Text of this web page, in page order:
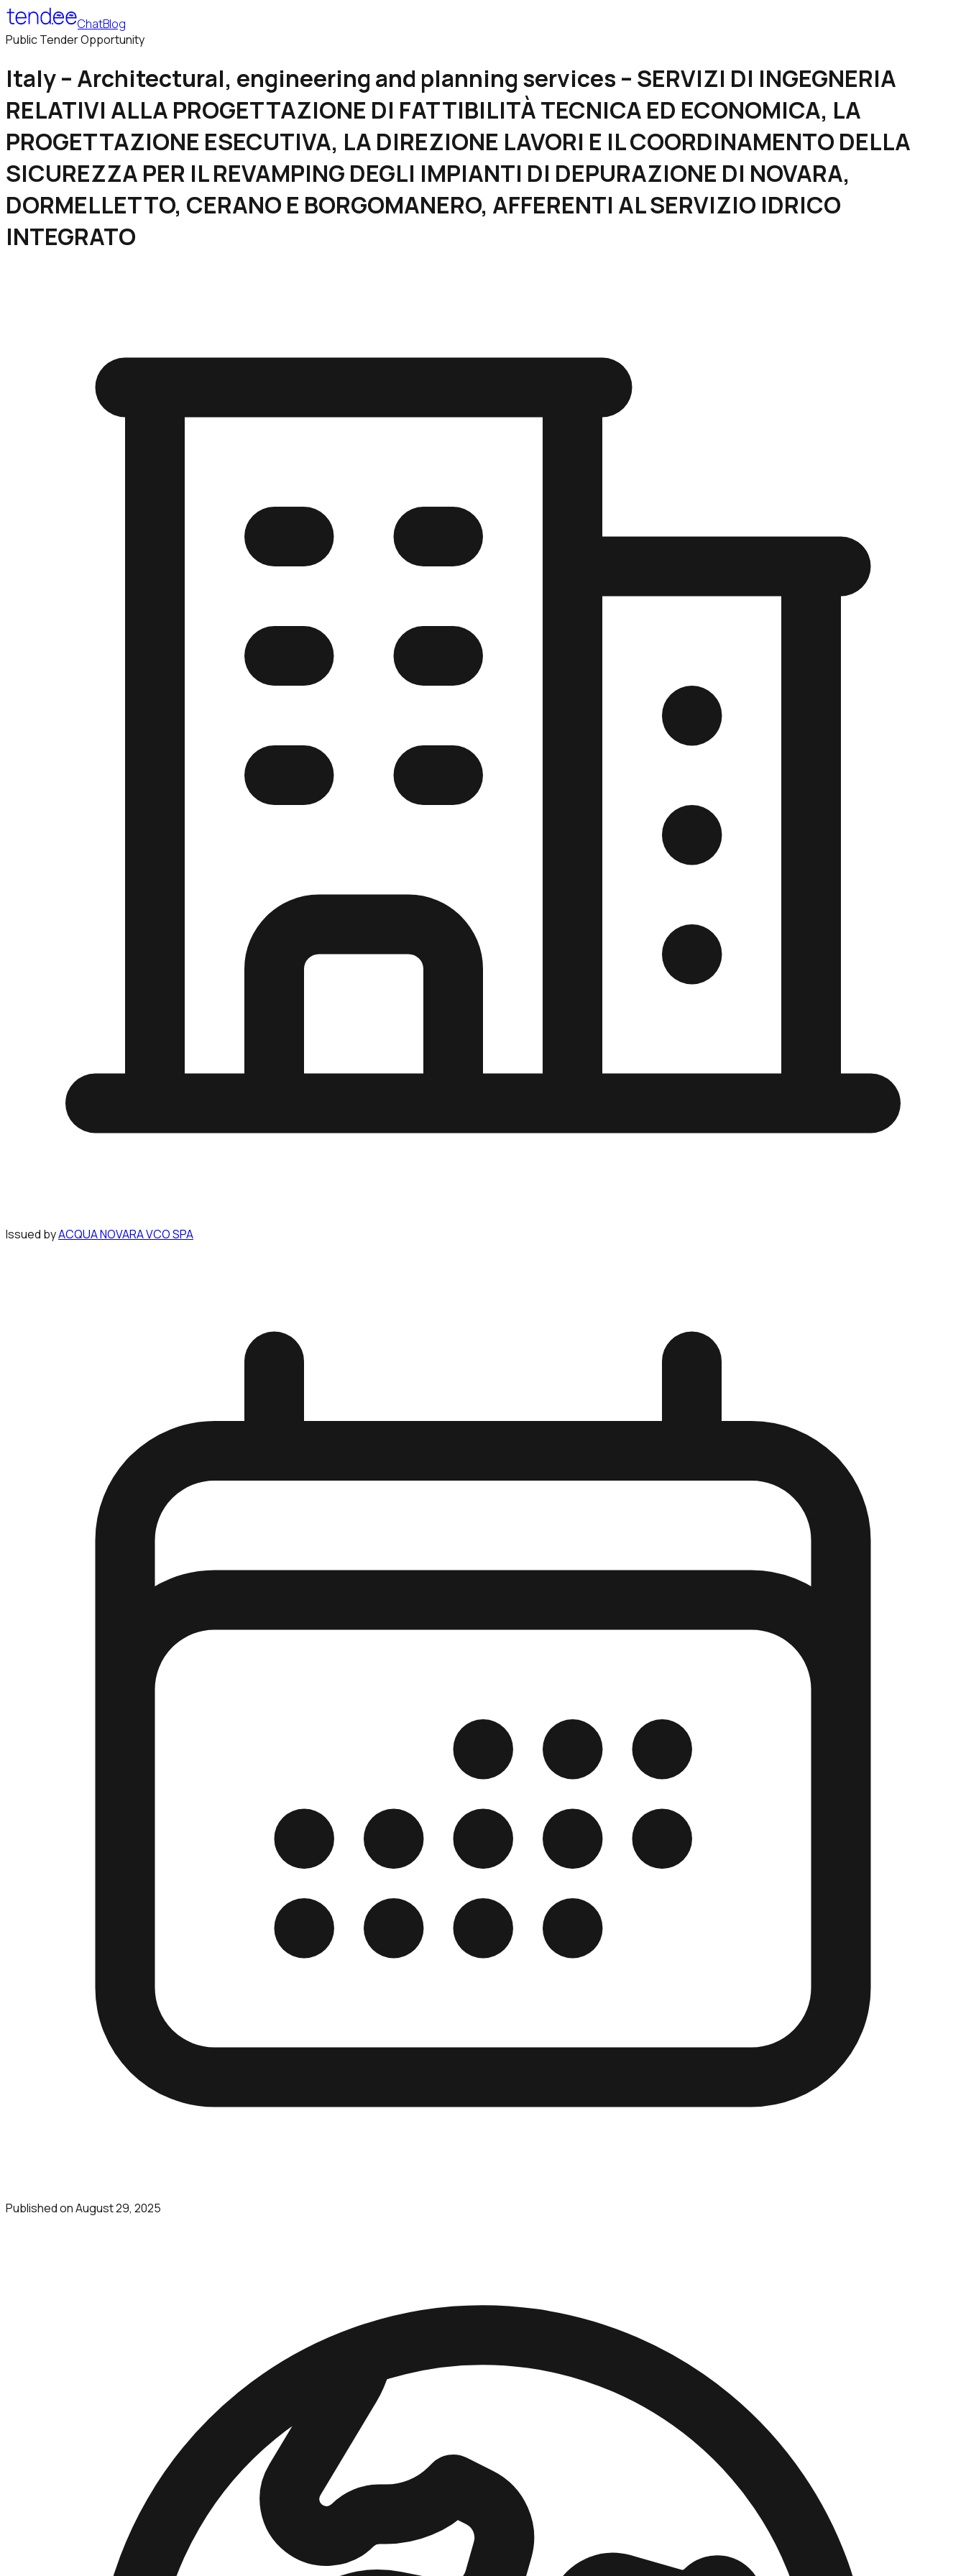
ChatBlog
Public Tender Opportunity
Italy – Architectural, engineering and planning services – SERVIZI DI INGEGNERIA
RELATIVI ALLA PROGETTAZIONE DI FATTIBILITÀ TECNICA ED ECONOMICA, LA
PROGETTAZIONE ESECUTIVA, LA DIREZIONE LAVORI E IL COORDINAMENTO DELLA
SICUREZZA PER IL REVAMPING DEGLI IMPIANTI DI DEPURAZIONE DI NOVARA,
DORMELLETTO, CERANO E BORGOMANERO, AFFERENTI AL SERVIZIO IDRICO
INTEGRATO
Issued byACQUA NOVARA VCO SPA
Published onAugust 29, 2025